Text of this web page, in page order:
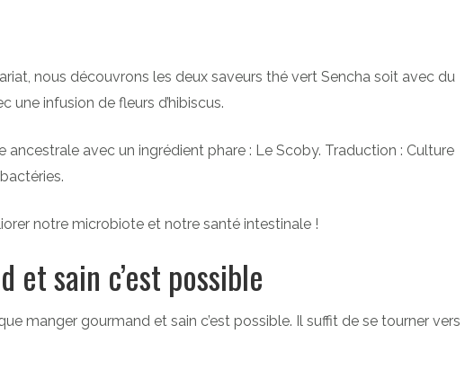
nous découvrons les deux saveurs thé vert Sencha soit avec du
une infusion de fleurs d’hibiscus.
ancestrale avec un ingrédient phare : Le Scoby. Traduction : Culture
notre microbiote et notre santé intestinale !
et sain c’est possible
manger gourmand et sain c’est possible. Il suffit de se tourner vers